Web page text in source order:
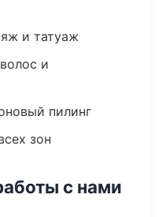
и татуаж
и
пилинг
зон
с нами